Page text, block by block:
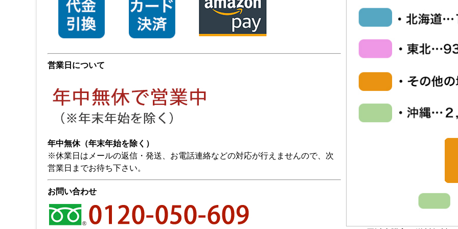
営業日について
年中無休（年末年始を除く）
※休業日はメールの返信・発送、お電話連絡などの対応が行えませんので、次
営業日までお待ち下さい。
お問い合わせ